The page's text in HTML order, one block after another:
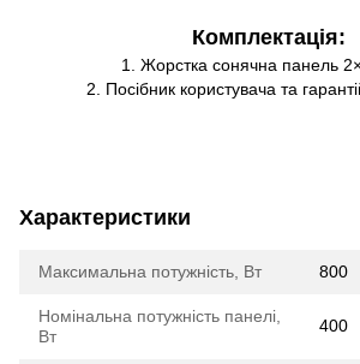
Комплектація:
1. Жорстка сонячна панель
2. Посібник користувача та
Характеристики
Максимальна потужність, Вт 800
Номінальна потужність панелі,
Вт
400